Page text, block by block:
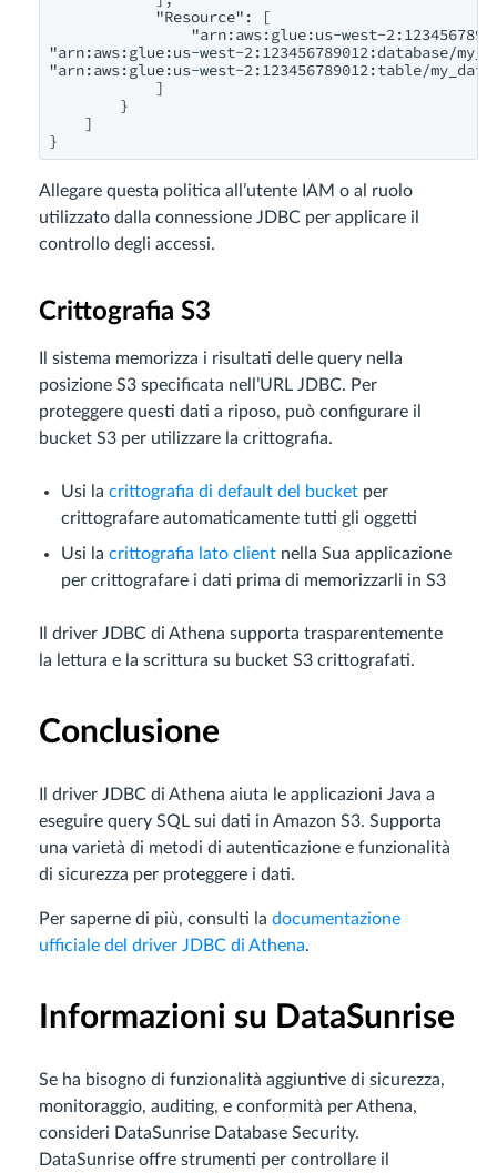
"Resource": [
"arn:aws:glue:us-west-
"arn:aws:glue:us-west-2:123456789012:database/
"arn:aws:glue:us-west-2:123456789012:table/
]
}
]
}
Allegare questa politica all’utente IAM o al ruolo
utilizzato dalla connessione JDBC per applicare il
controllo degli accessi.
Crittografia S3
Il sistema memorizza i risultati delle query nella
posizione S3 specificata nell’URL JDBC. Per
proteggere questi dati a riposo, può configurare il
bucket S3 per utilizzare la crittografia.
Usi la crittografia di default del bucket per
crittografare automaticamente tutti gli oggetti
Usi la crittografia lato client nella Sua applicazione
per crittografare i dati prima di memorizzarli in S3
Il driver JDBC di Athena supporta trasparentemente
la lettura e la scrittura su bucket S3 crittografati.
Conclusione
Il driver JDBC di Athena aiuta le applicazioni Java a
eseguire query SQL sui dati in Amazon S3. Supporta
una varietà di metodi di autenticazione e funzionalità
di sicurezza per proteggere i dati.
Per saperne di più, consulti la documentazione
ufficiale del driver JDBC di Athena.
Informazioni su DataSunrise
Se ha bisogno di funzionalità aggiuntive di sicurezza,
monitoraggio, auditing, e conformità per Athena,
consideri DataSunrise Database Security.
DataSunrise offre strumenti per controllare il